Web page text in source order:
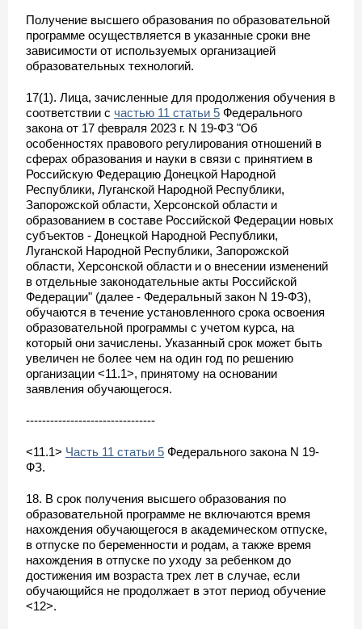
Получение высшего образования по образовательной
программе осуществляется в указанные сроки вне
зависимости от используемых организацией
образовательных технологий.
17(1). Лица, зачисленные для продолжения обучения в
соответствии с частью 11 статьи 5 Федерального
закона от 17 февраля 2023 г. N 19-ФЗ "Об
особенностях правового регулирования отношений в
сферах образования и науки в связи с принятием в
Российскую Федерацию Донецкой Народной
Республики, Луганской Народной Республики,
Запорожской области, Херсонской области и
образованием в составе Российской Федерации новых
субъектов - Донецкой Народной Республики,
Луганской Народной Республики, Запорожской
области, Херсонской области и о внесении изменений
в отдельные законодательные акты Российской
Федерации" (далее - Федеральный закон N 19-ФЗ),
обучаются в течение установленного срока освоения
образовательной программы с учетом курса, на
который они зачислены. Указанный срок может быть
увеличен не более чем на один год по решению
организации <11.1>, принятому на основании
заявления обучающегося.
--------------------------------
<11.1> Часть 11 статьи 5 Федерального закона N 19-
ФЗ.
18. В срок получения высшего образования по
образовательной программе не включаются время
нахождения обучающегося в академическом отпуске,
в отпуске по беременности и родам, а также время
нахождения в отпуске по уходу за ребенком до
достижения им возраста трех лет в случае, если
обучающийся не продолжает в этот период обучение
<12>.